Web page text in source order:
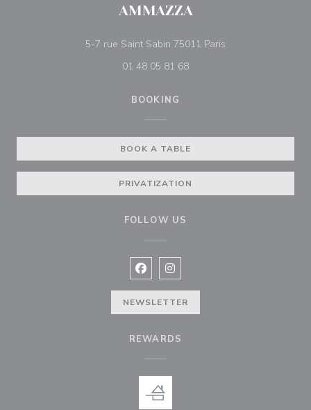
AMMAZZA
5-7 rue Saint Sabin 75011 Paris
01 48 05 81 68
BOOKING
BOOK A TABLE
PRIVATIZATION
FOLLOW US
Facebook ((opens in a new
Instagram ((opens in a new
NEWSLETTER
REWARDS